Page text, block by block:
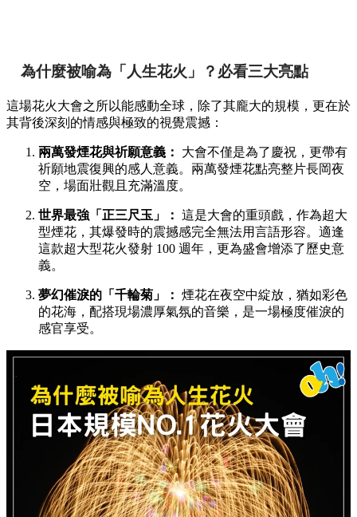
為什麼被喻為「人生花火」？必看三大亮點
這場花火大會之所以能感動全球，除了其龐大的規模，更在於
其背後深刻的情感與極致的視覺震撼：
兩萬發煙花與祈願意義：
大會不僅是為了慶祝，更帶有
祈願地震復興的感人意義。兩萬發煙花點亮整片長岡夜
空，場面壯觀且充滿溫度。
世界最強「正三尺玉」： 這是大會的重頭戲，作為超大
型煙花，其爆發時的震撼感完全無法用言語形容。適逢
這款超大型花火發射 100 週年，更為盛會增添了歷史意
義。
夢幻催淚的「千輪菊」： 煙花在夜空中綻放，猶如彩色
的花海，配搭現場濃厚氣氛的音樂，是一場極度催淚的
感官享受。